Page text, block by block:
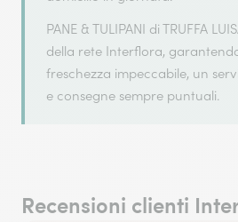
PANE & TULIPANI di TRUFFA
della rete Interflora,
freschezza impeccabile, un
e consegne sempre puntuali.
Recensioni clienti